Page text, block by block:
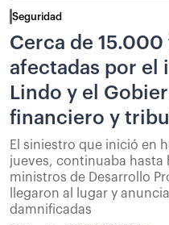
Seguridad
Cerca de
afectadas por el
Lindo y el
financiero y
El siniestro que inició en
jueves, continuaba hasta
ministros de Desarrollo
llegaron al lugar y
damnificadas